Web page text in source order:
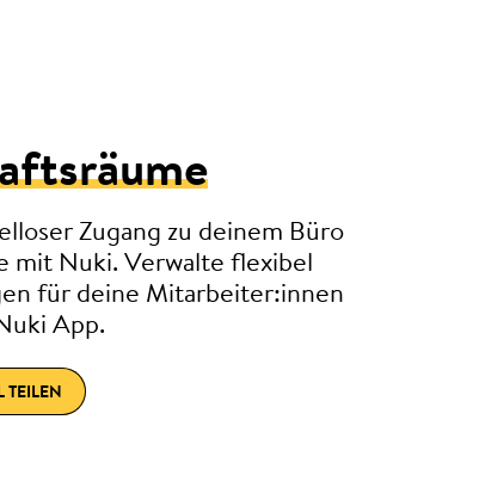
Zugang zu deinem Büro
mit Nuki. Verwalte flexibel
für deine Mitarbeiter:innen
App.
TEILEN